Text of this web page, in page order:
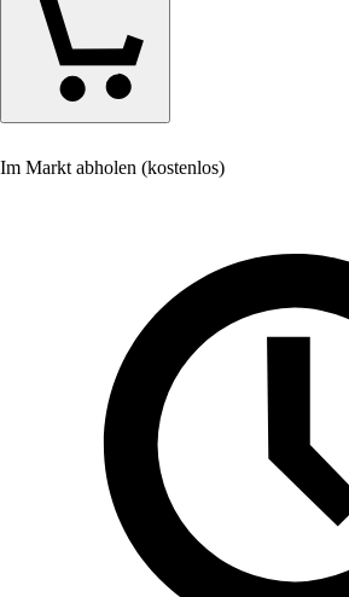
Im Markt abholen (kostenlos)